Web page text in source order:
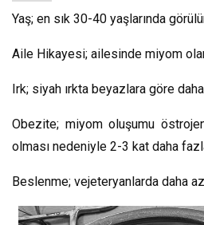
Yaş; en sık 30-40 yaşlarında
Aile Hikayesi; ailesinde miyom
Irk; siyah ırkta beyazlara göre
Obezite; miyom oluşumu
olması nedeniyle 2-3 kat daha
Beslenme; vejeteryanlarda daha